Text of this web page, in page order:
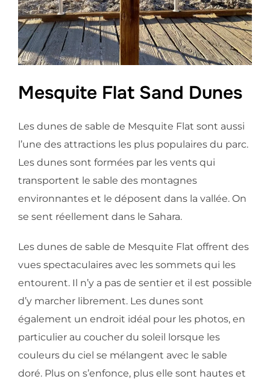
Mesquite Flat Sand Dunes
Les dunes de sable de Mesquite Flat sont aussi
l’une des attractions les plus populaires du parc.
Les dunes sont formées par les vents qui
transportent le sable des montagnes
environnantes et le déposent dans la vallée. On
se sent réellement dans le Sahara.
Les dunes de sable de Mesquite Flat offrent des
vues spectaculaires avec les sommets qui les
entourent. Il n’y a pas de sentier et il est possible
d’y marcher librement. Les dunes sont
également un endroit idéal pour les photos, en
particulier au coucher du soleil lorsque les
couleurs du ciel se mélangent avec le sable
doré. Plus on s’enfonce, plus elle sont hautes et